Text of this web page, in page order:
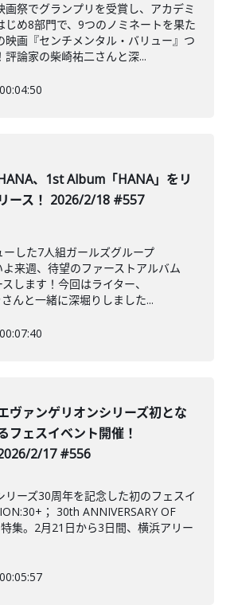
画祭でグランプリを受賞し、アカデミ
じめ8部門で、9つのノミネートを果た
映画『センチメンタル・バリュー』つ
評論家の柴崎祐二さんと深...
00:04:50
、1st Album「HANA」をリ
リース！ 2026/2/18 #557
した7人組ガールズグループ
よ来週、待望のファーストアルバム
します！今回はライター、
んと一緒に深堀りしました...
00:07:40
ヴァンゲリオンシリーズ初とな
フェスイベント開催！
2/17 #556
リーズ30周年を記念した初のフェスイ
； 30th ANNIVERSARY OF
集。2月21日から3日間、横浜アリー
00:05:57